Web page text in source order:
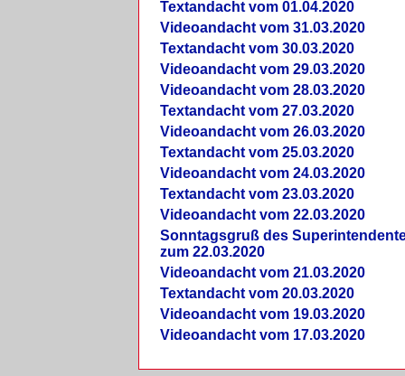
Textandacht vom 01.04.2020
Videoandacht vom 31.03.2020
Textandacht vom 30.03.2020
Videoandacht vom 29.03.2020
Videoandacht vom 28.03.2020
Textandacht vom 27.03.2020
Videoandacht vom 26.03.2020
Textandacht vom 25.03.2020
Videoandacht vom 24.03.2020
Textandacht vom 23.03.2020
Videoandacht vom 22.03.2020
Sonntagsgruß des
zum 22.03.2020
Videoandacht vom 21.03.2020
Textandacht vom 20.03.2020
Videoandacht vom 19.03.2020
Videoandacht vom 17.03.2020